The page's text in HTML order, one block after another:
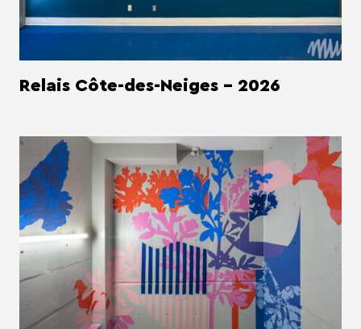
Relais Côte-des-Neiges - 2026